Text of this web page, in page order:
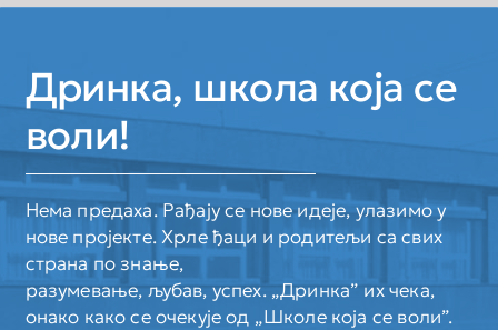
Дринка, школа која се
воли!
Нема предаха. Рађају се нове идеје, улазимо у
нове пројекте. Хрле ђаци и родитељи са свих
страна по знање,
разумевање, љубав, успех. „Дринка” их чека,
онако како се очекује од „Школе која се воли”.